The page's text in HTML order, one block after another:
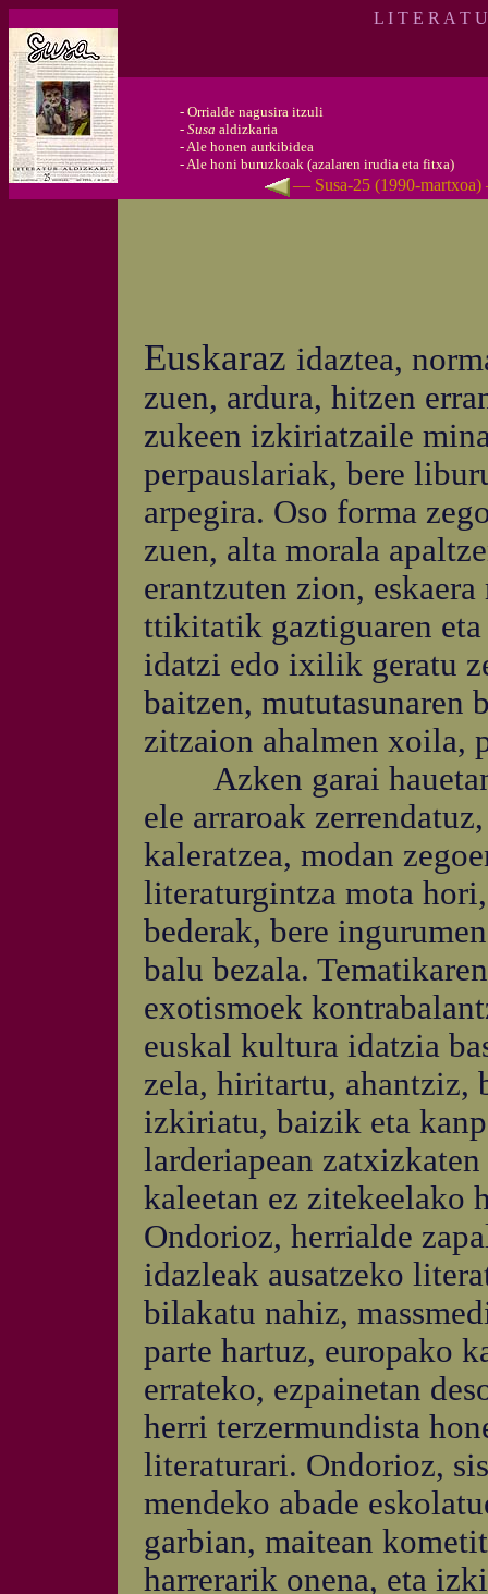
L I T E R A T
- Orrialde nagusira itzuli
- Susa aldizkaria
-Ale honen aurkibidea
-Ale honi buruzkoak (azalaren irudia eta fitxa)
— Susa-25 (1990-
Euskaraz idaztea,
zuen, ardura, hitzen
zukeen izkiriatzaile
perpauslariak, bere
arpegira. Oso forma
zuen, alta morala
erantzuten zion,
ttikitatik gaztiguaren
idatzi edo ixilik geratu
baitzen, mututasunaren
zitzaion ahalmen xoila,
Azken garai
ele arraroak
kaleratzea, modan
literaturgintza mota
bederak, bere
balu bezala.
exotismoek
euskal kultura idatzia
zela, hiritartu, ahantziz,
izkiriatu, baizik eta
larderiapean
kaleetan ez zitekeelako
Ondorioz, herrialde
idazleak ausatzeko
bilakatu nahiz,
parte hartuz, europako
errateko, ezpainetan
herri terzermundista
literaturari. Ondorioz,
mendeko abade
garbian, maitean
harrerarik onena, eta